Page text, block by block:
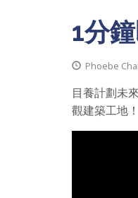
1分
Phoebe
目養計劃未
觀建築工地！